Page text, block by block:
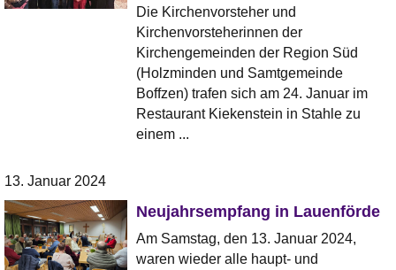
Die Kirchenvorsteher und
Kirchenvorsteherinnen der
Kirchengemeinden der Region Süd
(Holzminden und Samtgemeinde
Boffzen) trafen sich am 24. Januar im
Restaurant Kiekenstein in Stahle zu
einem ...
13. Januar 2024
Neujahrsempfang in Lauenförde
Am Samstag, den 13. Januar 2024,
waren wieder alle haupt- und